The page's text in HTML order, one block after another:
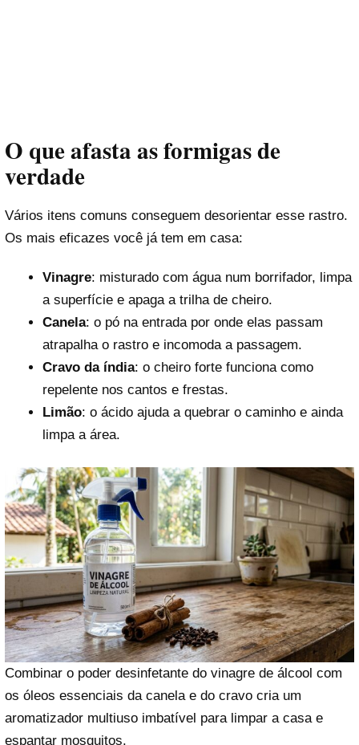
O que afasta as formigas de
verdade
Vários itens comuns conseguem desorientar esse rastro.
Os mais eficazes você já tem em casa:
Vinagre: misturado com água num borrifador, limpa
a superfície e apaga a trilha de cheiro.
Canela: o pó na entrada por onde elas passam
atrapalha o rastro e incomoda a passagem.
Cravo da índia: o cheiro forte funciona como
repelente nos cantos e frestas.
Limão: o ácido ajuda a quebrar o caminho e ainda
limpa a área.
Combinar o poder desinfetante do vinagre de álcool com
os óleos essenciais da canela e do cravo cria um
aromatizador multiuso imbatível para limpar a casa e
espantar mosquitos.